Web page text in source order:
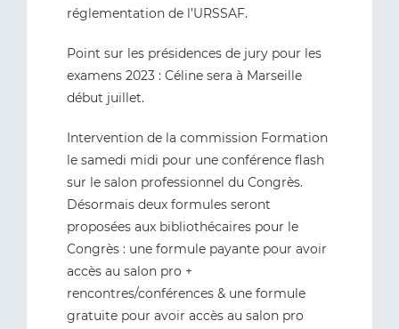
réglementation de l’URSSAF.
Point sur les présidences de jury pour les
examens 2023 : Céline sera à Marseille
début juillet.
Intervention de la commission Formation
le samedi midi pour une conférence flash
sur le salon professionnel du Congrès.
Désormais deux formules seront
proposées aux bibliothécaires pour le
Congrès : une formule payante pour avoir
accès au salon pro +
rencontres/conférences & une formule
gratuite pour avoir accès au salon pro